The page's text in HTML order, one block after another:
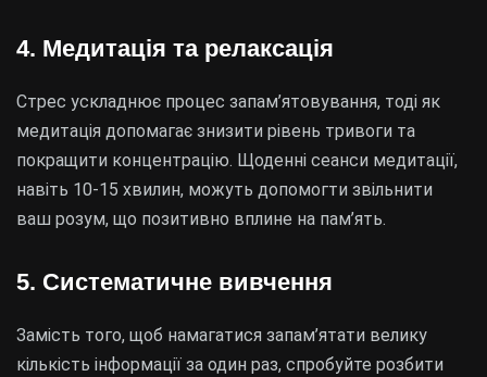
4. Медитація та релаксація
Стрес ускладнює процес запам’ятовування, тоді як
медитація допомагає знизити рівень тривоги та
покращити концентрацію. Щоденні сеанси медитації,
навіть 10-15 хвилин, можуть допомогти звільнити
ваш розум, що позитивно вплине на пам’ять.
5. Систематичне вивчення
Замість того, щоб намагатися запам’ятати велику
кількість інформації за один раз, спробуйте розбити